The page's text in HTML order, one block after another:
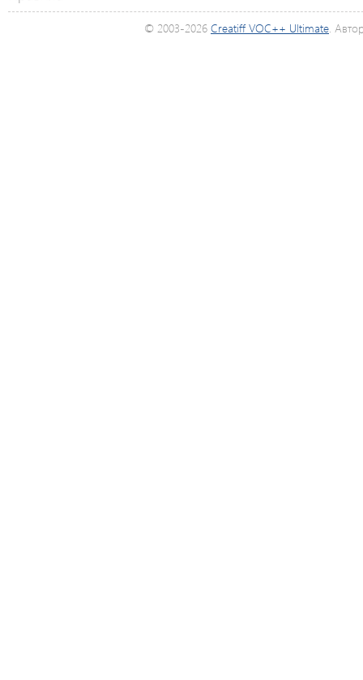
© 2003-2026 Creatiff VOC++ Ultimate.